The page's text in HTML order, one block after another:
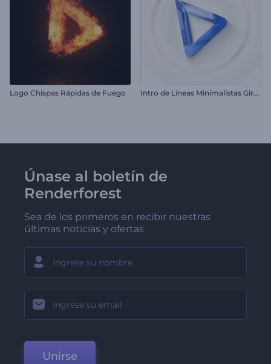
Logo Chispas Rápidas de Fuego I
ntro de Líneas Minimalistas Giratorias
Únase al boletín de
Renderforest
Sea de los primeros en recibir nuestras
últimas noticias y ofertas
Unirse